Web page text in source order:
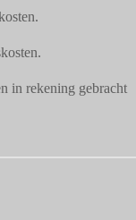
in rekening gebracht